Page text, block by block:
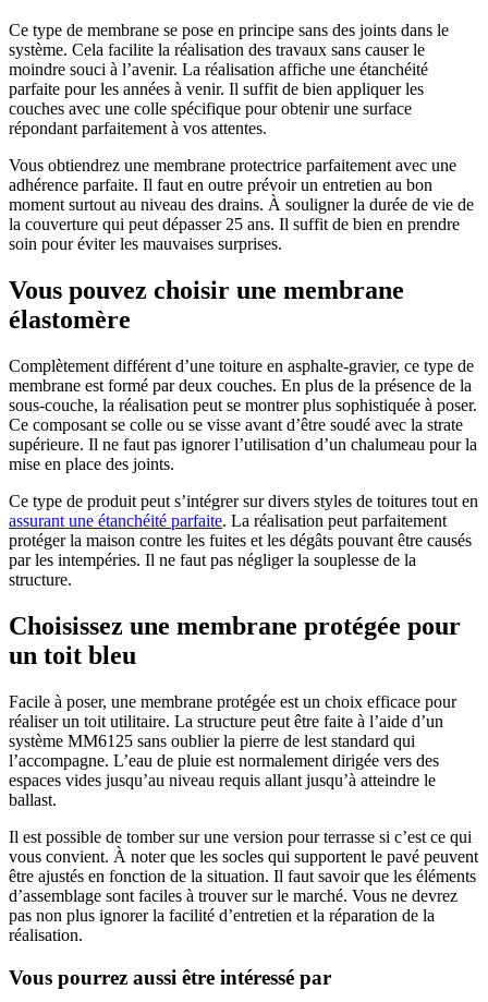
Ce type de membrane se pose en principe sans des joints dans le
système. Cela facilite la réalisation des travaux sans causer le
moindre souci à l’avenir. La réalisation affiche une étanchéité
parfaite pour les années à venir. Il suffit de bien appliquer les
couches avec une colle spécifique pour obtenir une surface
répondant parfaitement à vos attentes.
Vous obtiendrez une membrane protectrice parfaitement avec une
adhérence parfaite. Il faut en outre prévoir un entretien au bon
moment surtout au niveau des drains. À souligner la durée de vie de
la couverture qui peut dépasser 25 ans. Il suffit de bien en prendre
soin pour éviter les mauvaises surprises.
Vous pouvez choisir une membrane
élastomère
Complètement différent d’une toiture en asphalte-gravier, ce type de
membrane est formé par deux couches. En plus de la présence de la
sous-couche, la réalisation peut se montrer plus sophistiquée à poser.
Ce composant se colle ou se visse avant d’être soudé avec la strate
supérieure. Il ne faut pas ignorer l’utilisation d’un chalumeau pour la
mise en place des joints.
Ce type de produit peut s’intégrer sur divers styles de toitures tout en
assurant une étanchéité parfaite. La réalisation peut parfaitement
protéger la maison contre les fuites et les dégâts pouvant être causés
par les intempéries. Il ne faut pas négliger la souplesse de la
structure.
Choisissez une membrane protégée pour
un toit bleu
Facile à poser, une membrane protégée est un choix efficace pour
réaliser un toit utilitaire. La structure peut être faite à l’aide d’un
système MM6125 sans oublier la pierre de lest standard qui
l’accompagne. L’eau de pluie est normalement dirigée vers des
espaces vides jusqu’au niveau requis allant jusqu’à atteindre le
ballast.
Il est possible de tomber sur une version pour terrasse si c’est ce qui
vous convient. À noter que les socles qui supportent le pavé peuvent
être ajustés en fonction de la situation. Il faut savoir que les éléments
d’assemblage sont faciles à trouver sur le marché. Vous ne devrez
pas non plus ignorer la facilité d’entretien et la réparation de la
réalisation.
Vous pourrez aussi être intéressé par